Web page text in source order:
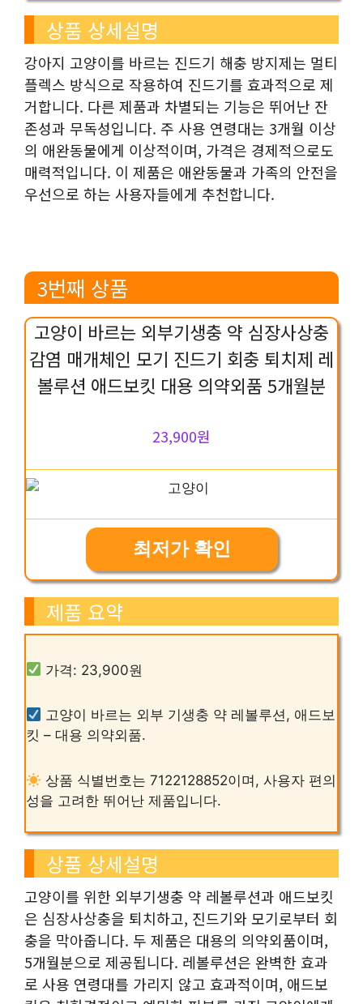
상품 상세설명
강아지 고양이를 바르는 진드기 해충 방지제는 멀티
플렉스 방식으로 작용하여 진드기를 효과적으로 제
거합니다. 다른 제품과 차별되는 기능은 뛰어난 잔
존성과 무독성입니다. 주 사용 연령대는 3개월 이상
의 애완동물에게 이상적이며, 가격은 경제적으로도
매력적입니다. 이 제품은 애완동물과 가족의 안전을
우선으로 하는 사용자들에게 추천합니다.
3번째 상품
고양이 바르는 외부기생충 약 심장사상충
감염 매개체인 모기 진드기 회충 퇴치제 레
볼루션 애드보킷 대용 의약외품 5개월분
23,900원
최저가 확인
제품 요약
가격: 23,900원
고양이 바르는 외부 기생충 약 레볼루션, 애드보
킷 – 대용 의약외품.
상품 식별번호는 7122128852이며, 사용자 편의
성을 고려한 뛰어난 제품입니다.
상품 상세설명
고양이를 위한 외부기생충 약 레볼루션과 애드보킷
은 심장사상충을 퇴치하고, 진드기와 모기로부터 회
충을 막아줍니다. 두 제품은 대용의 의약외품이며,
5개월분으로 제공됩니다. 레볼루션은 완벽한 효과
로 사용 연령대를 가리지 않고 효과적이며, 애드보